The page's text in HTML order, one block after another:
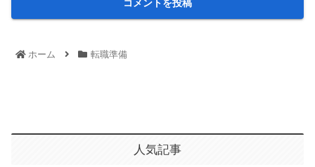
ホーム 転職準備
人気記事